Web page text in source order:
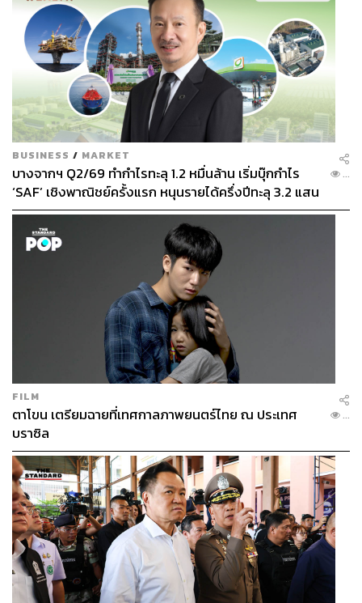
BUSINESS / MARKET
บางจากฯ Q2/69 ทำกำไรทะลุ 1.2 หมื่นล้าน เริ่มบุ๊กกำไร
‘SAF’ เชิงพาณิชย์ครั้งแรก หนุนรายได้ครึ่งปีทะลุ 3.2 แสน
ล้าน
...
FILM
ตาโขน เตรียมฉายที่เทศกาลภาพยนตร์ไทย ณ ประเทศ
บราซิล
...